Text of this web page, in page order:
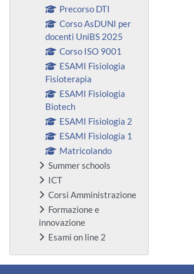
Precorso DTI
Corso AsDUNI per
docenti UniBS 2025
Corso ISO 9001
ESAMI Fisiologia
Fisioterapia
ESAMI Fisiologia
Biotech
ESAMI Fisiologia 2
ESAMI Fisiologia 1
Matricolando
Summer schools
ICT
Corsi Amministrazione
Formazione e
innovazione
Esami on line 2